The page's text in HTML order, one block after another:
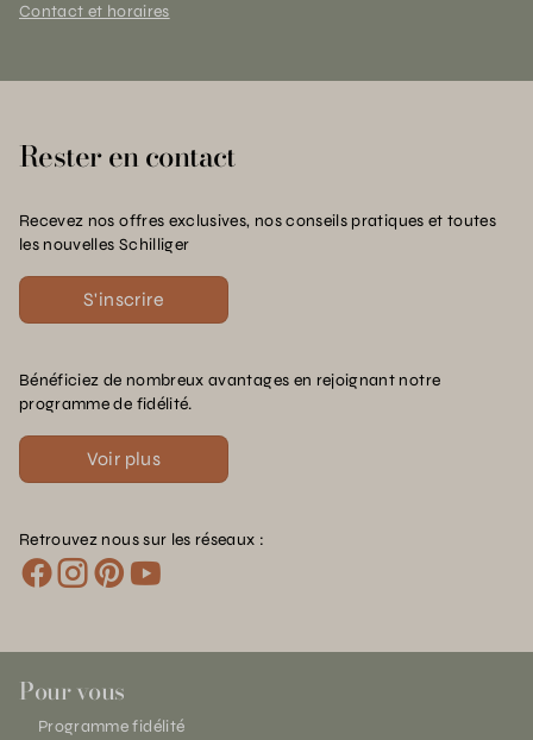
Contact et horaires
Rester en contact
Recevez nos offres exclusives, nos conseils pratiques et toutes
les nouvelles Schilliger
S'inscrire
Bénéficiez de nombreux avantages en rejoignant notre
programme de fidélité.
Voir plus
Retrouvez nous sur les réseaux :
Pour vous
Programme fidélité